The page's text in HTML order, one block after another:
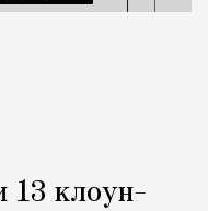
13 клоун-